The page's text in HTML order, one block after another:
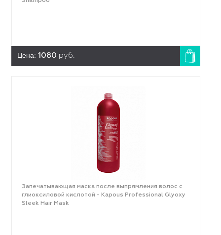
Цена: 1080 руб.
Запечатывающая маска после выпрямления волос с
глиоксиловой кислотой - Kapous Professional Glyoxy
Sleek Hair Mask